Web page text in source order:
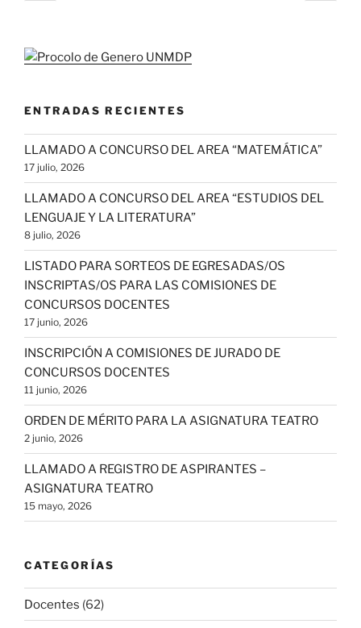
ENTRADAS RECIENTES
LLAMADO A CONCURSO DEL AREA “MATEMÁTICA”
17 julio, 2026
LLAMADO A CONCURSO DEL AREA “ESTUDIOS DEL
LENGUAJE Y LA LITERATURA”
8 julio, 2026
LISTADO PARA SORTEOS DE EGRESADAS/OS
INSCRIPTAS/OS PARA LAS COMISIONES DE
CONCURSOS DOCENTES
17 junio, 2026
INSCRIPCIÓN A COMISIONES DE JURADO DE
CONCURSOS DOCENTES
11 junio, 2026
ORDEN DE MÉRITO PARA LA ASIGNATURA TEATRO
2 junio, 2026
LLAMADO A REGISTRO DE ASPIRANTES –
ASIGNATURA TEATRO
15 mayo, 2026
CATEGORÍAS
Docentes (62)